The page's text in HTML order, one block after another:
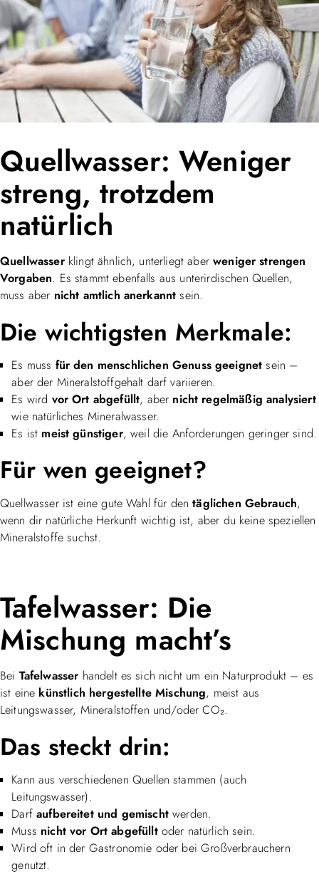
Quellwasser: Weniger
streng, trotzdem
natürlich
Quellwasserklingt ähnlich, unterliegt aberweniger strengen
Vorgaben. Es stammt ebenfalls aus unterirdischen Quellen,
muss aber nicht amtlich anerkannt sein.
Die wichtigsten Merkmale:
Es muss für den menschlichen Genuss geeignet sein –
aber der Mineralstoffgehalt darf variieren.
Es wird vor Ort abgefüllt, aber nicht regelmäßig analysiert
wie natürliches Mineralwasser.
Es ist meist günstiger, weil die Anforderungen geringer sind.
Für wen geeignet?
Quellwasser ist eine gute Wahl für dentäglichen Gebrauch,
wenn dir natürliche Herkunft wichtig ist, aber du keine speziellen
Mineralstoffe suchst.
Tafelwasser: Die
Mischung macht’s
Bei Tafelwasser handelt es sich nicht um ein Naturprodukt – es
ist eine künstlich hergestellte Mischung, meist aus
Leitungswasser, Mineralstoffen und/oder CO₂.
Das steckt drin:
Kann aus verschiedenen Quellen stammen (auch
Leitungswasser).
Darfaufbereitet und gemischtwerden.
Muss nicht vor Ort abgefülltoder natürlich sein.
Wird oft in der Gastronomie oder bei Großverbrauchern
genutzt.